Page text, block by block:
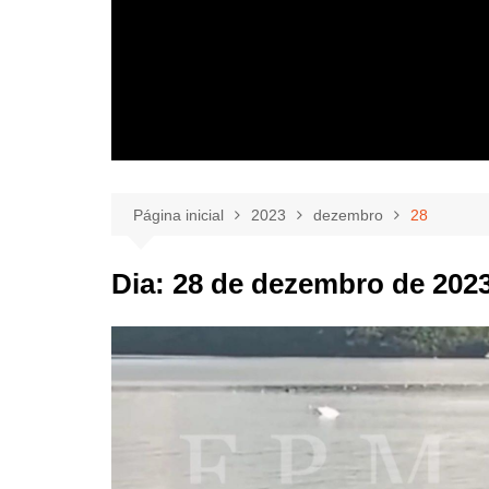
Página inicial 2023 dezembro 28
Dia: 28 de dezembro de